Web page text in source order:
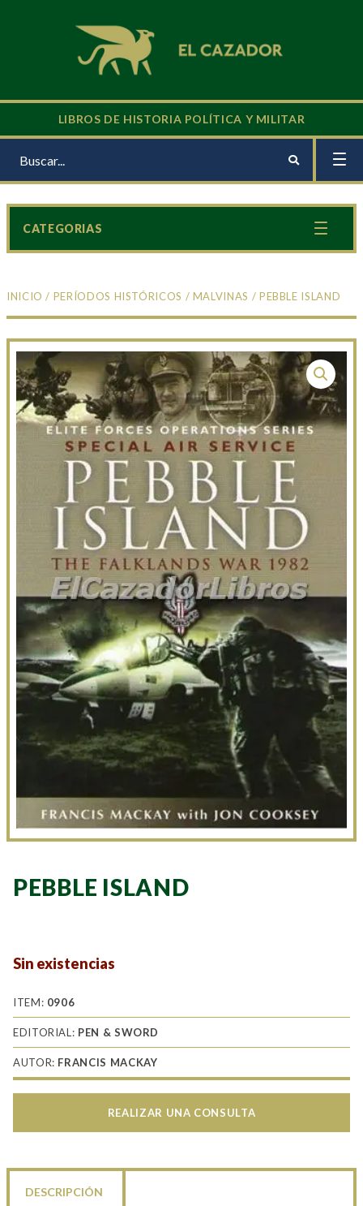
LIBROS DE HISTORIA POLÍTICA Y MILITAR
INICIO / PERÍODOS HISTÓRICOS / MALVINAS / PEBBLE ISLAND
PEBBLE ISLAND
Sin existencias
ITEM: 0906
EDITORIAL: PEN & SWORD
AUTOR: FRANCIS MACKAY
REALIZAR UNA CONSULTA
DESCRIPCIÓN
CATEGORIAS